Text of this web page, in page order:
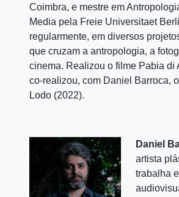
Coimbra, e mestre em
Media pela Freie Universitaet
regularmente, em diversos
que cruzam a antropologia, a
cinema. Realizou o filme Pabia di
co-realizou, com Daniel Barroca,
Lodo (2022).
Daniel
artista
trabalha